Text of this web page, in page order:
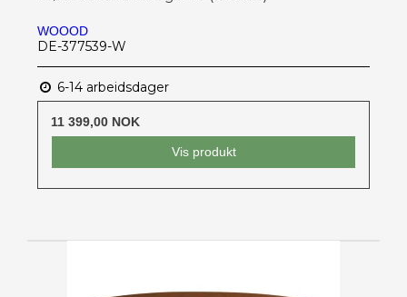
WOOOD
DE-377539-W
6-14 arbeidsdager
11 399,00 NOK
Vis produkt